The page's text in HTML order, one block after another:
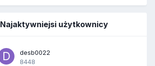
Najaktywniejsi użytkownicy
desb0022
8448